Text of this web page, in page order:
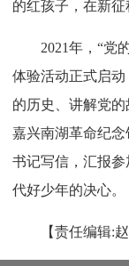
的红孩子，在新征
2021年，“党
体验活动正式启
的历史、讲解党
嘉兴南湖革命纪
书记写信，汇报
代好少年的决心。
【责任编辑: